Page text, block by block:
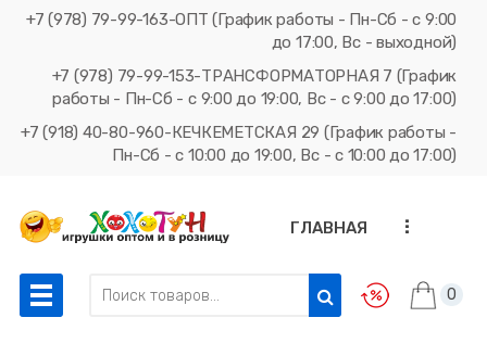
+7 (978) 79-99-163-ОПТ (График работы - Пн-Сб - с 9:00
до 17:00, Вс - выходной)
+7 (978) 79-99-153-ТРАНСФОРМАТОРНАЯ 7 (График
работы - Пн-Сб - с 9:00 до 19:00, Вс - с 9:00 до 17:00)
+7 (918) 40-80-960-КЕЧКЕМЕТСКАЯ 29 (График работы -
Пн-Сб - с 10:00 до 19:00, Вс - с 10:00 до 17:00)
ГЛАВНАЯ ...
0